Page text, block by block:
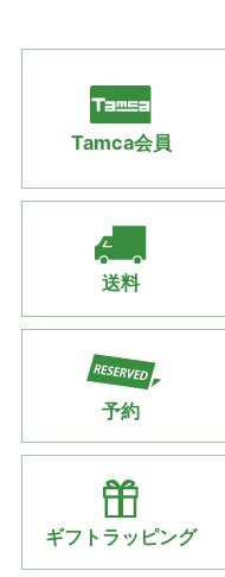
Tamca会員
送料
予約
ギフトラッピング